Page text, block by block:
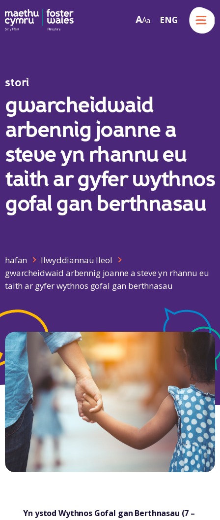
Skip to content
AA a ENG
Menu
stori
gwarcheidwaid
arbennig joanne a
steve yn rhannu eu
taith ar gyfer wythnos
gofal gan berthnasau
hafan
llwyddiannau lleol
gwarcheidwaid arbennig joanne a steve yn rhannu eu
taith ar gyfer wythnos gofal gan berthnasau
Yn ystod Wythnos Gofal gan Berthnasau (7 –